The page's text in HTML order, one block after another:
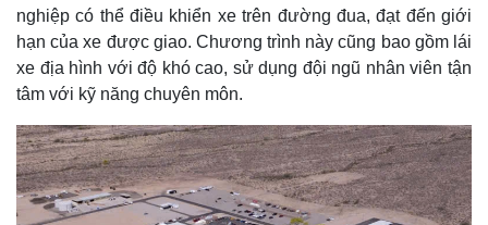
nghiệp có thể điều khiển xe trên đường đua, đạt đến giới
hạn của xe được giao. Chương trình này cũng bao gồm lái
xe địa hình với độ khó cao, sử dụng đội ngũ nhân viên tận
tâm với kỹ năng chuyên môn.